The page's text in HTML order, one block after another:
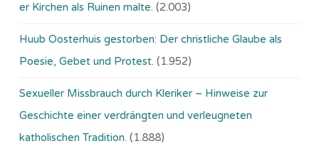
er Kirchen als Ruinen malte. (2.003)
Huub Oosterhuis gestorben: Der christliche Glaube als
Poesie, Gebet und Protest. (1.952)
Sexueller Missbrauch durch Kleriker – Hinweise zur
Geschichte einer verdrängten und verleugneten
katholischen Tradition. (1.888)